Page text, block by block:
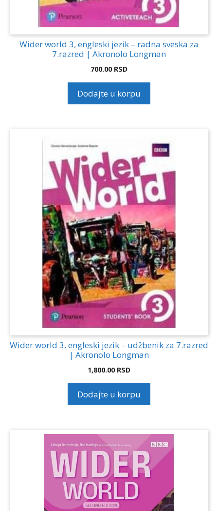
Wider world 3, engleski jezik – radna sveska za
7.razred | Akronolo Longman
700.00 RSD
Dodajte u korpu
Wider world 3, engleski jezik – udžbenik za 7.razred
| Akronolo Longman
1,800.00 RSD
Dodajte u korpu